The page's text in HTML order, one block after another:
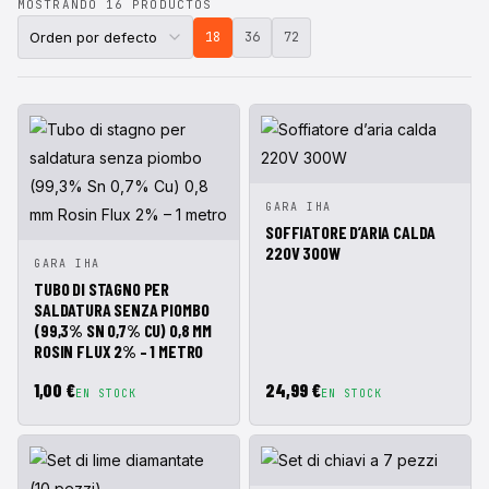
MOSTRANDO 16 PRODUCTOS
18 36 72
VISTA
RÁPIDA
CESTA
GARA IHA
TUBO DI STAGNO PER
SALDATURA SENZA PIOMBO
(99,3% SN 0,7% CU) 0,8 MM
ROSIN FLUX 2% – 1 METRO
1,00 €EN STOCK
VISTA
RÁPIDA
CESTA
GARA IHA
SOFFIATORE D’ARIA CALDA
220V 300W
24,99 €EN STOCK